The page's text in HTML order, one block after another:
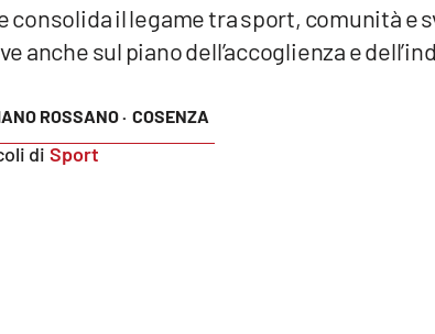
ROSSANO · COSENZA
di Sport
consolida il legame tra sport, comunità e
anche sul piano dell’accoglienza e